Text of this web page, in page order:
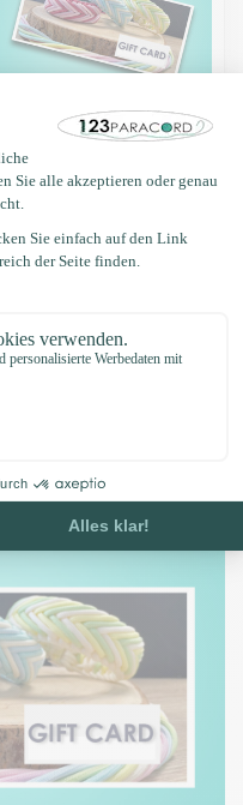
100,- €
Lager